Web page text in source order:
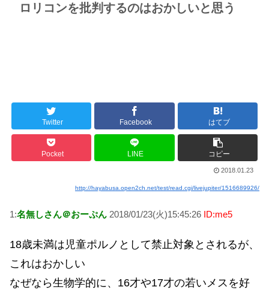
ロリコンを批判するのはおかしいと思う
Twitter Facebook はてブ
Pocket LINE コピー
2018.01.23
http://hayabusa.open2ch.net/test/read.cgi/livejupiter/1516689926/
1:名無しさん＠おーぷん 2018/01/23(火)15:45:26 ID:me5
18歳未満は児童ポルノとして禁止対象とされるが、
これはおかしい
なぜなら生物学的に、16才や17才の若いメスを好